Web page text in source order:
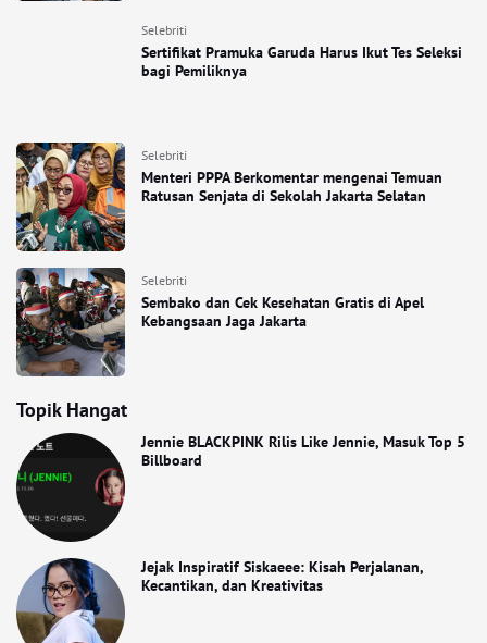
Selebriti
Sertifikat Pramuka Garuda Harus Ikut Tes Seleksi
bagi Pemiliknya
Selebriti
Menteri PPPA Berkomentar mengenai Temuan
Ratusan Senjata di Sekolah Jakarta Selatan
Selebriti
Sembako dan Cek Kesehatan Gratis di Apel
Kebangsaan Jaga Jakarta
Topik Hangat
Jennie BLACKPINK Rilis Like Jennie, Masuk Top 5
Billboard
Jejak Inspiratif Siskaeee: Kisah Perjalanan,
Kecantikan, dan Kreativitas